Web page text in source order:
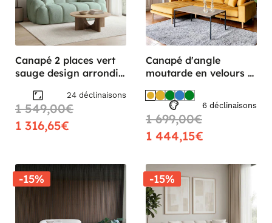
Canapé 2 places vert
sauge design arrondi
24 déclinaisons
1 549,00€
1 316,65€
Canapé d'angle
moutarde en velours -
ROTTERDAM
6 déclinaisons
1 699,00€
1 444,15€
-15% -15%